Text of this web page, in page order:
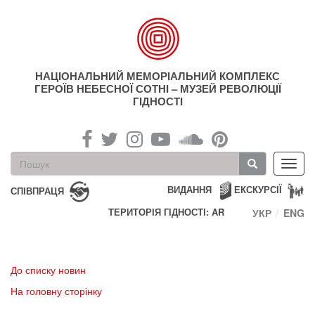
НАЦІОНАЛЬНИЙ МЕМОРІАЛЬНИЙ КОМПЛЕКС
ГЕРОЇВ НЕБЕСНОЇ СОТНІ – МУЗЕЙ РЕВОЛЮЦІЇ
ГІДНОСТІ
Пошукова
форма
Пошук
СПІВПРАЦЯ ЕКСКУРСІЇ
ВИДАННЯ
ТЕРИТОРІЯ ГІДНОСТІ: AR
УКР ENG
До списку новин
На головну сторінку